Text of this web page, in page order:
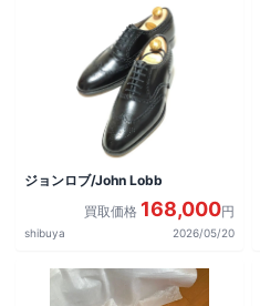
ジョンロブ/John Lobb
買取価格 168,000円
shibuya 2026/05/20